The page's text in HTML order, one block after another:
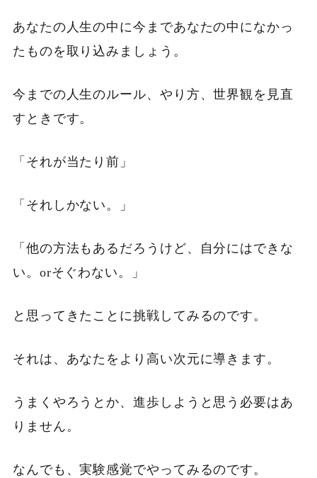
あなたの人生の中に今まであなたの中になかっ
たものを取り込みましょう。
今までの人生のルール、やり方、世界観を見直
すときです。
「それが当たり前」
「それしかない。」
「他の方法もあるだろうけど、自分にはできな
い。orそぐわない。」
と思ってきたことに挑戦してみるのです。
それは、あなたをより高い次元に導きます。
うまくやろうとか、進歩しようと思う必要はあ
りません。
なんでも、実験感覚でやってみるのです。